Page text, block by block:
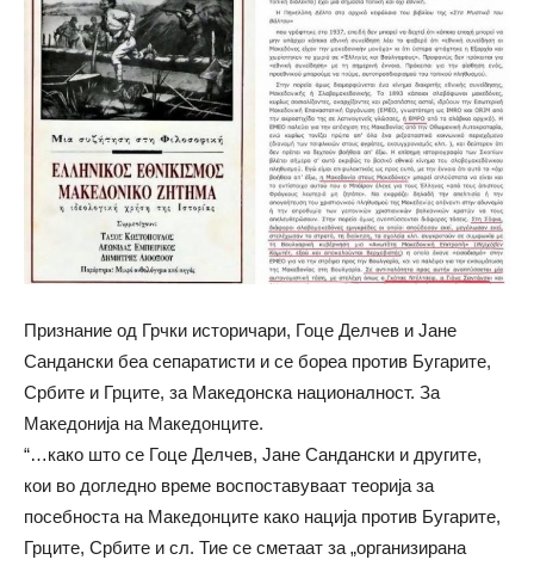
Признание од Грчки историчари, Гоце Делчев и Јане
Сандански беа сепаратисти и се бореа против Бугарите,
Србите и Грците, за Македонска националност. За
Македонија на Македонците.
“…како што се Гоце Делчев, Јане Сандански и другите,
кои во догледно време воспоставуваат теорија за
посебноста на Македонците како нација против Бугарите,
Грците, Србите и сл. Тие се сметаат за „организиранa